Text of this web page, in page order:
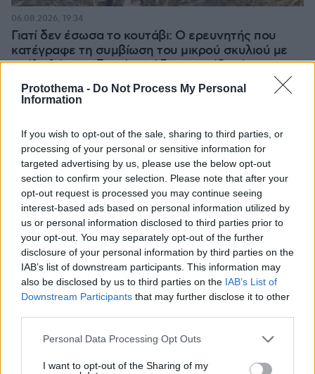
Protothema - Do Not Process My Personal
Information
If you wish to opt-out of the sale, sharing to third parties, or
processing of your personal or sensitive information for
targeted advertising by us, please use the below opt-out
section to confirm your selection. Please note that after your
opt-out request is processed you may continue seeing
interest-based ads based on personal information utilized by
us or personal information disclosed to third parties prior to
your opt-out. You may separately opt-out of the further
disclosure of your personal information by third parties on the
IAB’s list of downstream participants. This information may
also be disclosed by us to third parties on the IAB’s List of
Downstream Participants that may further disclose it to other
Please note that this website/app uses one or more Google
not limited to your visit or usage behaviour. You may click to
Personal Data Processing Opt Outs
I want to opt-out of the Sharing of my
Γιατί δεν έσωσα το κουτάβι: Ο ερευνητής που
κατέγραφε τη συμβίωση του μικρού σκυλιού με
αγέλη λύκων εξηγεί γιατί δεν επενέβη, όταν το
είδε άρρωστο
06.08.2026, 19:34
μητέρα στα Μάλια: Βούτηξε για να
βοηθήσει τη φίλη της και πνίγηκε, τα
παιδιά φώναζαν για βοήθεια
Γιώργος Παράσχος: Χαμογελαστός,
δίνει τη μάχη του με τον καρκίνο,
μπήκε στο νοσοκομείο για νέα
θεραπεία
Αριστοτέλης Δαμίγος: Σε κλίμα